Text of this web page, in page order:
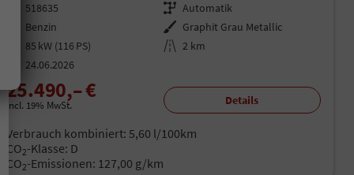
518635 Getriebe Automatik
Benzin Außenfarbe Graphit Grau Metallic
85 kW (116 PS) Kilometerstand 2 km
24.06.2026
25.490,– €
incl. 19% MwSt. Details
Verbrauch kombiniert: 5,60 l/100km
CO2-Klasse: D
CO2-Emissionen: 127,00 g/km